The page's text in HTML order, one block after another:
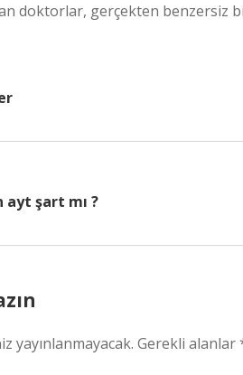
doktorlar, gerçekten benzersiz
şart mı ?
yayınlanmayacak. Gerekli alanlar